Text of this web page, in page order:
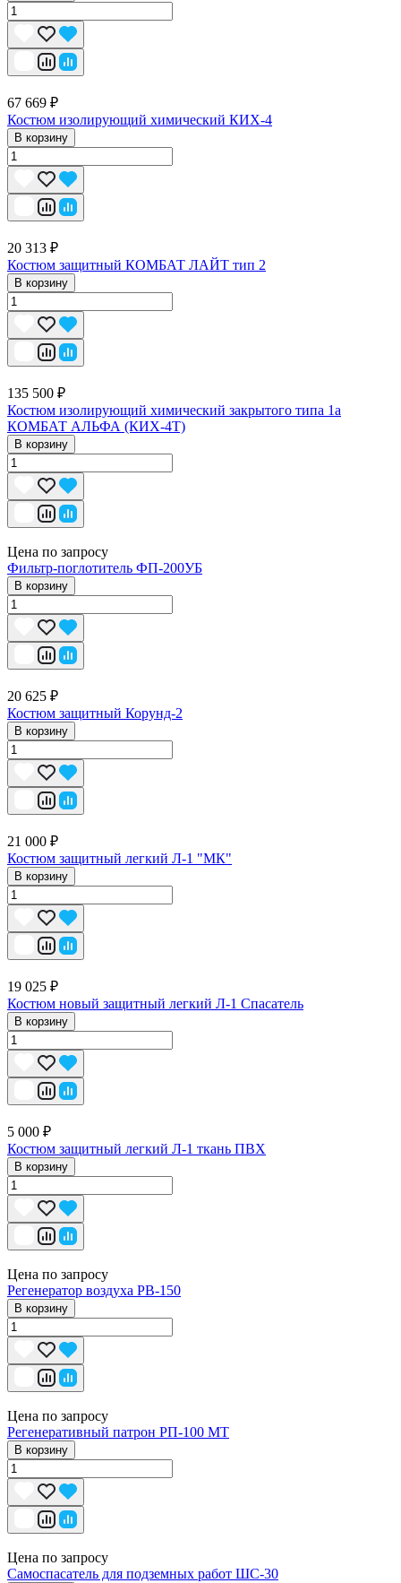
67 669 ₽
Костюм изолирующий химический КИХ-4
В корзину
20 313 ₽
Костюм защитный КОМБАТ ЛАЙТ тип 2
В корзину
135 500 ₽
Костюм изолирующий химический закрытого типа 1a
КОМБАТ АЛЬФА (КИХ-4Т)
В корзину
Цена по запросу
Фильтр-поглотитель ФП-200УБ
В корзину
20 625 ₽
Костюм защитный Корунд-2
В корзину
21 000 ₽
Костюм защитный легкий Л-1 "МК"
В корзину
19 025 ₽
Костюм новый защитный легкий Л-1 Спасатель
В корзину
5 000 ₽
Костюм защитный легкий Л-1 ткань ПВХ
В корзину
Цена по запросу
Регенератор воздуха РВ-150
В корзину
Цена по запросу
Регенеративный патрон РП-100 МТ
В корзину
Цена по запросу
Самоспасатель для подземных работ ШС-30